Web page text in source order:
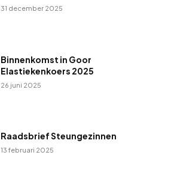
31 december 2025
Binnenkomst in Goor
Elastiekenkoers 2025
26 juni 2025
Raadsbrief Steungezinnen
13 februari 2025